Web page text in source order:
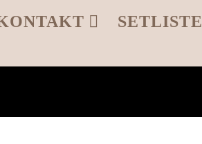
SETLISTE